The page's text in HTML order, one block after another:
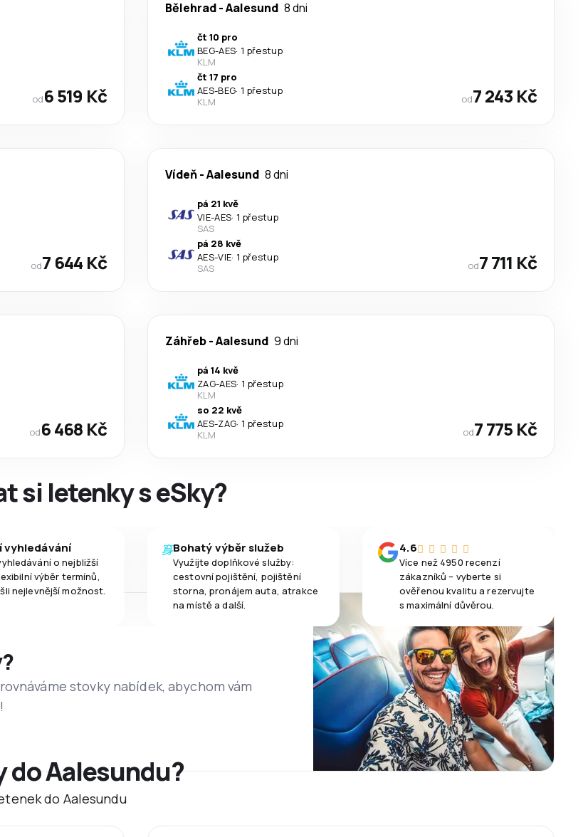
od6 519 Kč
Bělehrad-Aalesund 8 dni
čt 10 pro
BEG-AES· 1 přestup
KLM
čt 17 pro
AES-BEG· 1 přestup
KLM
od7 243 Kč
od7 644 Kč
Vídeň-Aalesund 8 dni
pá 21 kvě
VIE-AES· 1 přestup
SAS
pá 28 kvě
AES-VIE· 1 přestup
SAS
od7 711 Kč
od6 468 Kč
Záhřeb-Aalesund 9 dni
pá 14 kvě
ZAG-AES· 1 přestup
KLM
so 22 kvě
AES-ZAG· 1 přestup
KLM
od7 775 Kč
si letenky s eSky?
vyhledávání
o nejbližší
výběr termínů,
nejlevnější možnost.
Bohatý výběr služeb
Využijte doplňkové služby:
cestovní pojištění, pojištění
storna, pronájem auta, atrakce
na místě a další.
4.6
Více než 4950 recenzí
zákazníků – vyberte si
ověřenou kvalitu a rezervujte
s maximální důvěrou.
stovky nabídek, abychom vám
do Aalesundu?
do Aalesundu